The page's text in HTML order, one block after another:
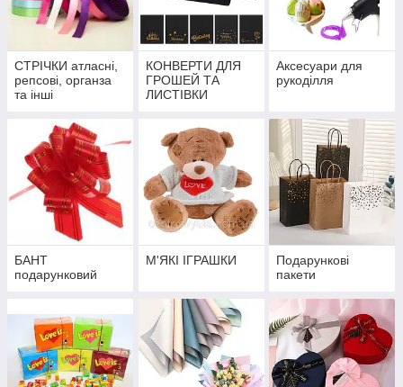
СТРІЧКИ атласні,
репсові, органза
та інші
КОНВЕРТИ ДЛЯ
ГРОШЕЙ ТА
ЛИСТІВКИ
Аксесуари для
рукоділля
БАНТ
подарунковий
М'ЯКІ ІГРАШКИ
Подарункові
пакети